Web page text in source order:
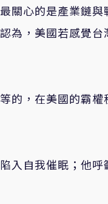
關心的是產業鏈與
為，美國若感覺台
的，在美國的霸權
入自我催眠；他呼